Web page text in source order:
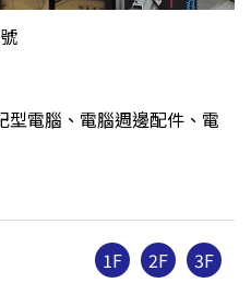
型電腦、電腦週邊配件、電
1F 2F 3F